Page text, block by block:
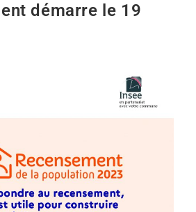
démarre le 19